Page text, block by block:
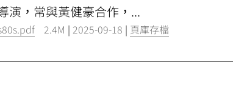
演，常與黃健豪合作，...
2.4M |2025-09-18 | 頁庫存檔